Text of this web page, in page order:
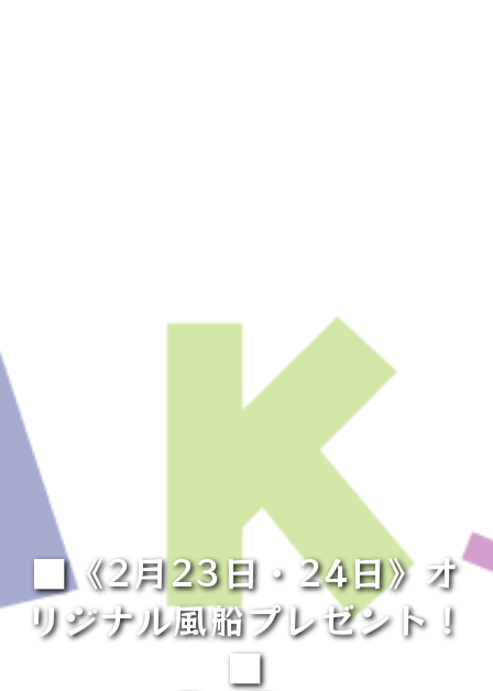
■《2月23日・24日》オ
リジナル風船プレゼント！
■